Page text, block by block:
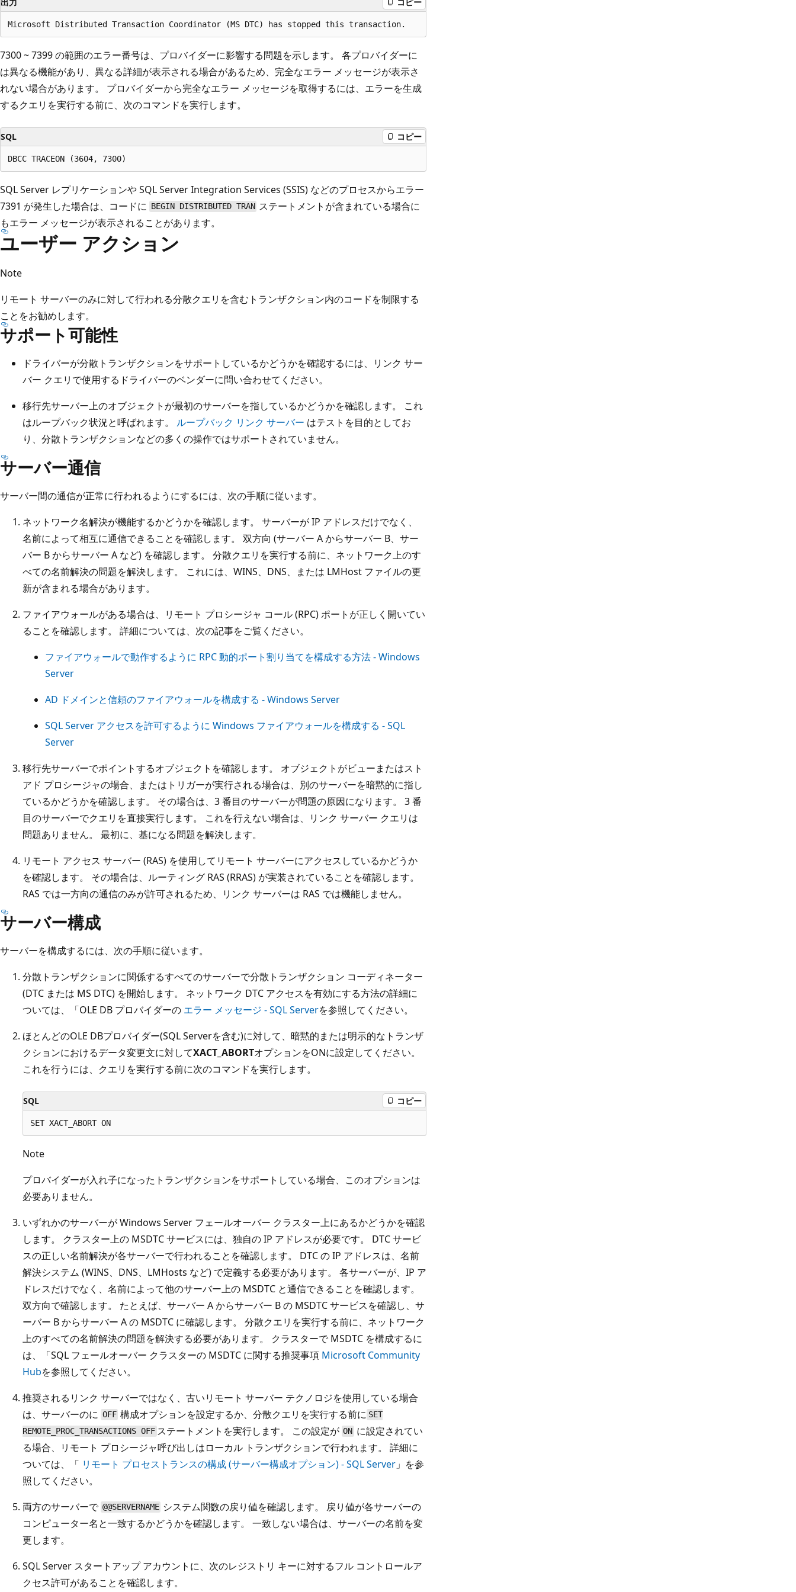
7300 ~ 7399 の範囲のエラー番号は、プロバイダーに影響する問題を示します。 各プロバイダーに
は異なる機能があり、異なる詳細が表示される場合があるため、完全なエラー メッセージが表示さ
れない場合があります。 プロバイダーから完全なエラー メッセージを取得するには、エラーを生成
するクエリを実行する前に、次のコマンドを実行します。
SQL コピー
SQL Server レプリケーションや SQL Server Integration Services (SSIS) などのプロセスからエラー
7391 が発生した場合は、コードに BEGIN DISTRIBUTED TRAN ステートメントが含まれている場合に
もエラー メッセージが表示されることがあります。
ユーザー アクション
Note
リモート サーバーのみに対して行われる分散クエリを含むトランザクション内のコードを制限する
ことをお勧めします。
サポート可能性
ドライバーが分散トランザクションをサポートしているかどうかを確認するには、リンク サー
バー クエリで使用するドライバーのベンダーに問い合わせてください。
移行先サーバー上のオブジェクトが最初のサーバーを指しているかどうかを確認します。 これ
はループバック状況と呼ばれます。 ループバック リンク サーバー はテストを目的としてお
り、分散トランザクションなどの多くの操作ではサポートされていません。
サーバー通信
サーバー間の通信が正常に行われるようにするには、次の手順に従います。
ネットワーク名解決が機能するかどうかを確認します。 サーバーが IP アドレスだけでなく、
名前によって相互に通信できることを確認します。 双方向 (サーバー A からサーバー B、サー
バー B からサーバー A など) を確認します。 分散クエリを実行する前に、ネットワーク上のす
べての名前解決の問題を解決します。 これには、WINS、DNS、または LMHost ファイルの更
新が含まれる場合があります。
ファイアウォールがある場合は、リモート プロシージャ コール (RPC) ポートが正しく開いてい
ることを確認します。 詳細については、次の記事をご覧ください。
ファイアウォールで動作するように RPC 動的ポート割り当てを構成する方法 - Windows
Server
AD ドメインと信頼のファイアウォールを構成する - Windows Server
SQL Server アクセスを許可するように Windows ファイアウォールを構成する - SQL
Server
移行先サーバーでポイントするオブジェクトを確認します。 オブジェクトがビューまたはスト
アド プロシージャの場合、またはトリガーが実行される場合は、別のサーバーを暗黙的に指し
ているかどうかを確認します。 その場合は、3 番目のサーバーが問題の原因になります。 3 番
目のサーバーでクエリを直接実行します。 これを行えない場合は、リンク サーバー クエリは
問題ありません。 最初に、基になる問題を解決します。
リモート アクセス サーバー (RAS) を使用してリモート サーバーにアクセスしているかどうか
を確認します。 その場合は、ルーティング RAS (RRAS) が実装されていることを確認します。
RAS では一方向の通信のみが許可されるため、リンク サーバーは RAS では機能しません。
サーバー構成
サーバーを構成するには、次の手順に従います。
分散トランザクションに関係するすべてのサーバーで分散トランザクション コーディネーター
(DTC または MS DTC) を開始します。 ネットワーク DTC アクセスを有効にする方法の詳細に
ついては、「OLE DB プロバイダーの エラー メッセージ - SQL Serverを参照してください。
ほとんどのOLE DBプロバイダー(SQL Serverを含む)に対して、暗黙的または明示的なトランザ
クションにおけるデータ変更文に対してXACT_ABORTオプションをONに設定してください。
これを行うには、クエリを実行する前に次のコマンドを実行します。
SQL コピー
Note
プロバイダーが入れ子になったトランザクションをサポートしている場合、このオプションは
必要ありません。
いずれかのサーバーが Windows Server フェールオーバー クラスター上にあるかどうかを確認
します。 クラスター上の MSDTC サービスには、独自の IP アドレスが必要です。 DTC サービ
スの正しい名前解決が各サーバーで行われることを確認します。 DTC の IP アドレスは、名前
解決システム (WINS、DNS、LMHosts など) で定義する必要があります。 各サーバーが、IP ア
ドレスだけでなく、名前によって他のサーバー上の MSDTC と通信できることを確認します。
双方向で確認します。 たとえば、サーバー A からサーバー B の MSDTC サービスを確認し、サ
ーバー B からサーバー A の MSDTC に確認します。 分散クエリを実行する前に、ネットワーク
上のすべての名前解決の問題を解決する必要があります。 クラスターで MSDTC を構成するに
は、「SQL フェールオーバー クラスターの MSDTC に関する推奨事項 Microsoft Community
Hubを参照してください。
推奨されるリンク サーバーではなく、古いリモート サーバー テクノロジを使用している場合
は、サーバーのに OFF 構成オプションを設定するか、分散クエリを実行する前に SET
REMOTE_PROC_TRANSACTIONS OFF ステートメントを実行します。 この設定が ON に設定されてい
る場合、リモート プロシージャ呼び出しはローカル トランザクションで行われます。 詳細に
ついては、「 リモート プロセストランスの構成 (サーバー構成オプション) - SQL Server 」を参
照してください。
両方のサーバーで @@SERVERNAME システム関数の戻り値を確認します。 戻り値が各サーバーの
コンピューター名と一致するかどうかを確認します。 一致しない場合は、サーバーの名前を変
更します。
SQL Server スタートアップ アカウントに、次のレジストリ キーに対するフル コントロールア
クセス許可があることを確認します。